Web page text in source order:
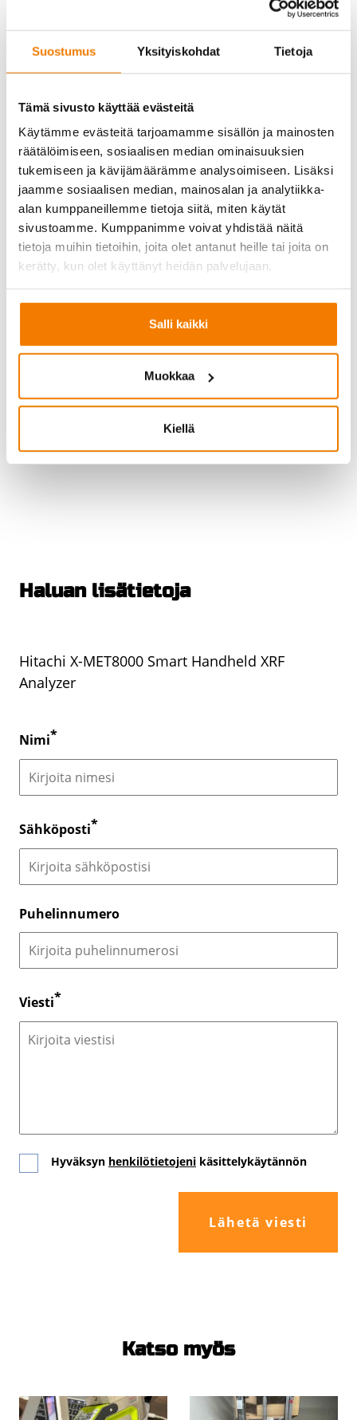
Suostumus Yksityiskohdat Tietoja
Tämä sivusto käyttää evästeitä
Käytämme evästeitä tarjoamamme sisällön ja mainosten
räätälöimiseen, sosiaalisen median ominaisuuksien
tukemiseen ja kävijämäärämme analysoimiseen. Lisäksi
jaamme sosiaalisen median, mainosalan ja analytiikka-
alan kumppaneillemme tietoja siitä, miten käytät
sivustoamme. Kumppanimme voivat yhdistää näitä
tietoja muihin tietoihin, joita olet antanut heille tai joita on
kerätty, kun olet käyttänyt heidän palvelujaan.
Salli kaikki
Muokkaa
Kiellä
Haluan lisätietoja
Hitachi X-MET8000 Smart Handheld XRF
Analyzer
Nimi
Sähköposti
Puhelinnumero
Viesti
Hyväksyn
Hyväksyn henkilötietojeni käsittelykäytännön
Katso myös